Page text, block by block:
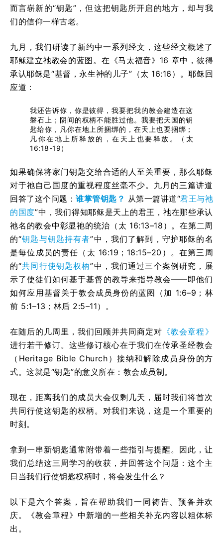
而言崭新的“钥匙”，但这把钥匙所开启的地方，却与我
们的信仰一样古老。
九月，我们研读了新约中一系列经文，这些经文概述了
耶稣建立祂教会的蓝图。在《马太福音》16 章中，彼得
承认耶稣是“基督，永生神的儿子”（太 16:16）。耶稣回
应道：
我还告诉你，你是彼得，我要把我的教会建造在这
磐石上；阴间的权柄不能胜过他。我要把天国的钥
匙给你，凡你在地上所捆绑的，在天上也要捆绑；
凡你在地上所释放的，在天上也要释放。（太
16:18-19）
如果确保将家门钥匙交给合适的人至关重要，那么耶稣
对于祂自己国度的重视程度丝毫不少。九月的三篇讲道
回答了这个问题： 谁掌管钥匙？ 从第一篇讲道“君王与祂
的国度”中，我们得知耶稣是天上的君王，祂在那些承认
祂名的教会中彰显祂的统治（太 16:13–18）。在第二周
的“钥匙与钥匙持有者”中，我们了解到，守护耶稣的名
是每位成员的责任（太 16:19；18:15–20）。在第三周
的“共同行使钥匙权柄”中，我们通过三个案例研究，展
示了使徒们如何基于基督的教导来指导教会——即他们
如何应用基督关于教会成员身份的蓝图（加 1:6–9；林
前 5:1–13；林后 2:5–11）。
在随后的几周里，我们回顾并共同商定对 《教会章程》
进行若干修订。这些修订核心在于我们在传承圣经教会
（Heritage Bible Church）接纳和解除成员身份的方
式。这就是“钥匙”的意义所在：教会成员制。
现在，距离我们的成员大会仅剩几天，届时我们将首次
共同行使这钥匙的权柄。对我们来说，这是一个重要的
时刻。
拿到一串新钥匙通常附带着一些指引与提醒。因此，让
我们总结这三周学习的收获，并回答这个问题：这个主
日当我们行使钥匙权柄时，将会发生什么？
以下是六个答案，旨在帮助我们一同祷告、预备并欢
庆。《教会章程》中新增的一些相关补充内容以粗体标
出。